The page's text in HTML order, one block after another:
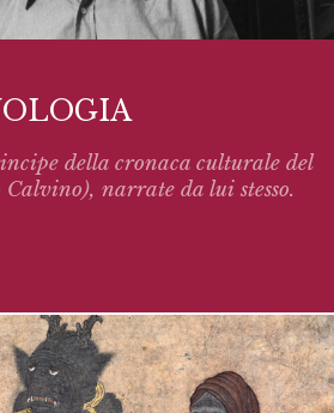
della cronaca culturale del
Calvino), narrate da lui stesso.